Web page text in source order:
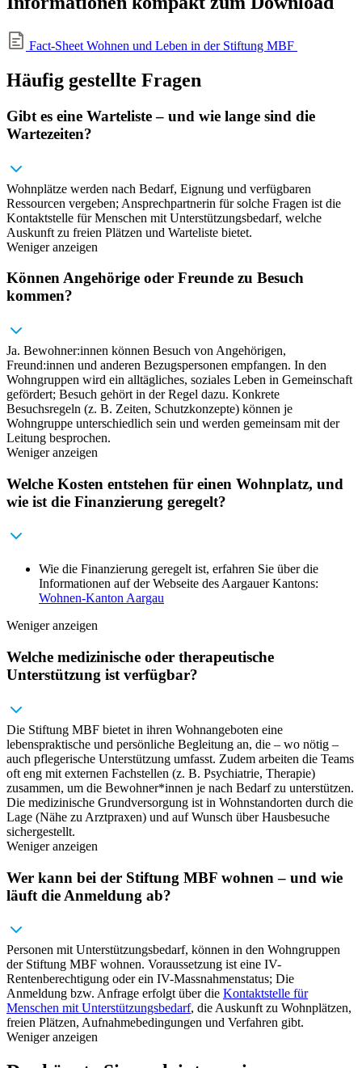
Fact-Sheet Wohnen und Leben in der Stiftung MBF
Häufig gestellte Fragen
Gibt es eine Warteliste – und wie lange sind die
Wartezeiten?
Wohnplätze werden nach Bedarf, Eignung und verfügbaren
Ressourcen vergeben; Ansprechpartnerin für solche Fragen ist die
Kontaktstelle für Menschen mit Unterstützungsbedarf, welche
Auskunft zu freien Plätzen und Warteliste bietet.
Weniger anzeigen
Können Angehörige oder Freunde zu Besuch
kommen?
Ja. Bewohner:innen können Besuch von Angehörigen,
Freund:innen und anderen Bezugspersonen empfangen. In den
Wohngruppen wird ein alltägliches, soziales Leben in Gemeinschaft
gefördert; Besuch gehört in der Regel dazu. Konkrete
Besuchsregeln (z. B. Zeiten, Schutzkonzepte) können je
Wohngruppe unterschiedlich sein und werden gemeinsam mit der
Leitung besprochen.
Weniger anzeigen
Welche Kosten entstehen für einen Wohnplatz, und
wie ist die Finanzierung geregelt?
Wie die Finanzierung geregelt ist, erfahren Sie über die
Informationen auf der Webseite des Aargauer Kantons:
Wohnen-Kanton Aargau
Weniger anzeigen
Welche medizinische oder therapeutische
Unterstützung ist verfügbar?
Die Stiftung MBF bietet in ihren Wohnangeboten eine
lebenspraktische und persönliche Begleitung an, die – wo nötig –
auch pflegerische Unterstützung umfasst. Zudem arbeiten die Teams
oft eng mit externen Fachstellen (z. B. Psychiatrie, Therapie)
zusammen, um die Bewohner*innen je nach Bedarf zu unterstützen.
Die medizinische Grundversorgung ist in Wohnstandorten durch die
Lage (Nähe zu Arztpraxen) und auf Wunsch über Hausbesuche
sichergestellt.
Weniger anzeigen
Wer kann bei der Stiftung MBF wohnen – und wie
läuft die Anmeldung ab?
Personen mit Unterstützungsbedarf, können in den Wohngruppen
der Stiftung MBF wohnen. Voraussetzung ist eine IV-
Rentenberechtigung oder ein IV-Massnahmenstatus; Die
Anmeldung bzw. Anfrage erfolgt über die Kontaktstelle für
Menschen mit Unterstützungsbedarf, die Auskunft zu Wohnplätzen,
freien Plätzen, Aufnahmebedingungen und Verfahren gibt.
Weniger anzeigen